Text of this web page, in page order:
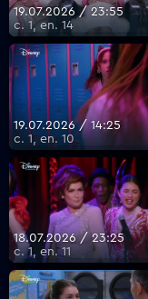
19.07.2026 / 23:55
с. 1, еп. 14
19.07.2026 / 14:25
с. 1, еп. 10
18.07.2026 / 23:25
с. 1, еп. 11